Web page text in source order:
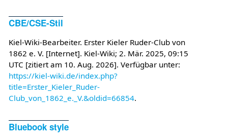
CBE/CSE-Stil
Kiel-Wiki-Bearbeiter. Erster Kieler Ruder-Club von
1862 e. V. [Internet]. Kiel-Wiki; 2. Mär. 2025, 09:15
UTC [zitiert am 10. Aug. 2026]. Verfügbar unter:
https://kiel-wiki.de/index.php?
title=Erster_Kieler_Ruder-
Club_von_1862_e._V.&oldid=66854.
Bluebook style